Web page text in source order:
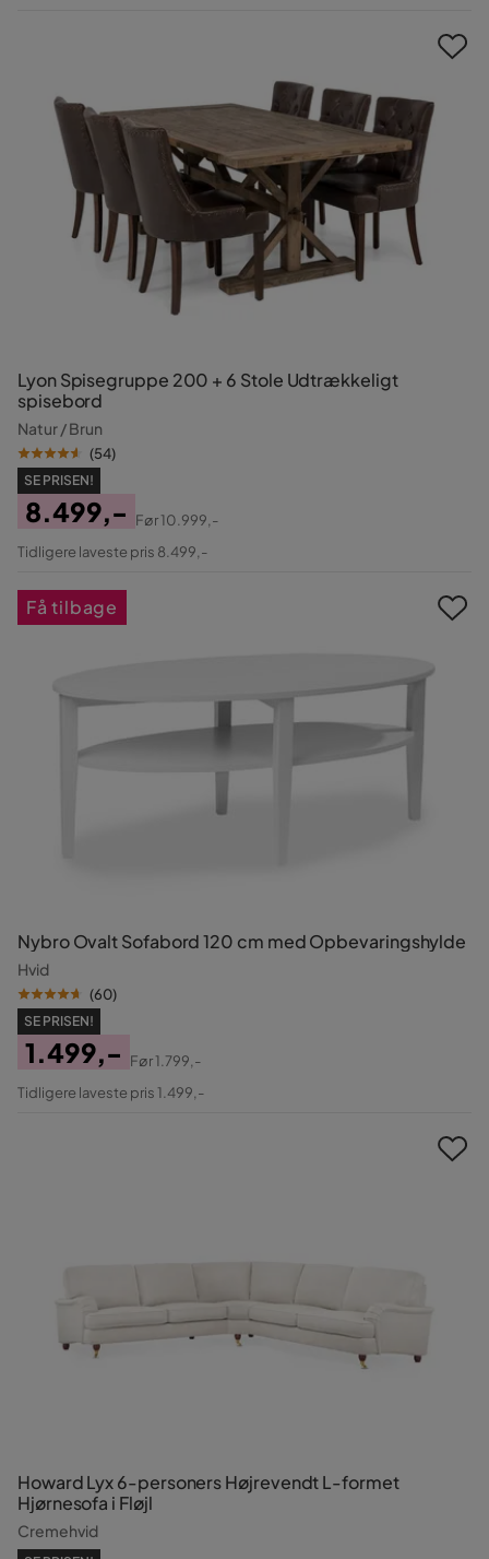
Lyon Spisegruppe 200 + 6 Stole Udtrækkeligt
spisebord
Natur / Brun
(54)
SE PRISEN!
Pris
8.499,-
Original
Før10.999,-
Tidligere laveste pris 8.499,-
Nybro Ovalt Sofabord 120 cm med Opbevaringshylde
Hvid
(60)
SE PRISEN!
Pris
1.499,-
Original
Før1.799,-
Tidligere laveste pris 1.499,-
Få tilbage
Howard Lyx 6-personers Højrevendt L-formet
Hjørnesofa i Fløjl
Cremehvid